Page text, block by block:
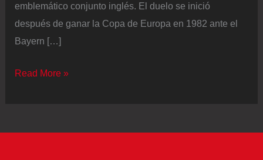
emblemático conjunto inglés. El duelo se inició
después de ganar la Copa de Europa en 1982 ante el
Bayern […]
Emery
Read More »